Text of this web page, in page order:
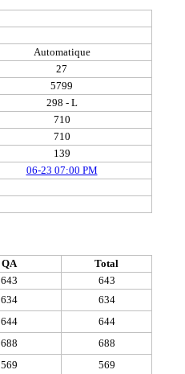
Automatique
27
5799
298 - L
710
710
139
06-23 07:00 PM
QA
Total
643
643
634
634
644
644
688
688
569
569